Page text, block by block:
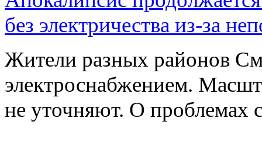
без электричества из-за
Жители разных районов
электроснабжением.
не уточняют. О проблемах